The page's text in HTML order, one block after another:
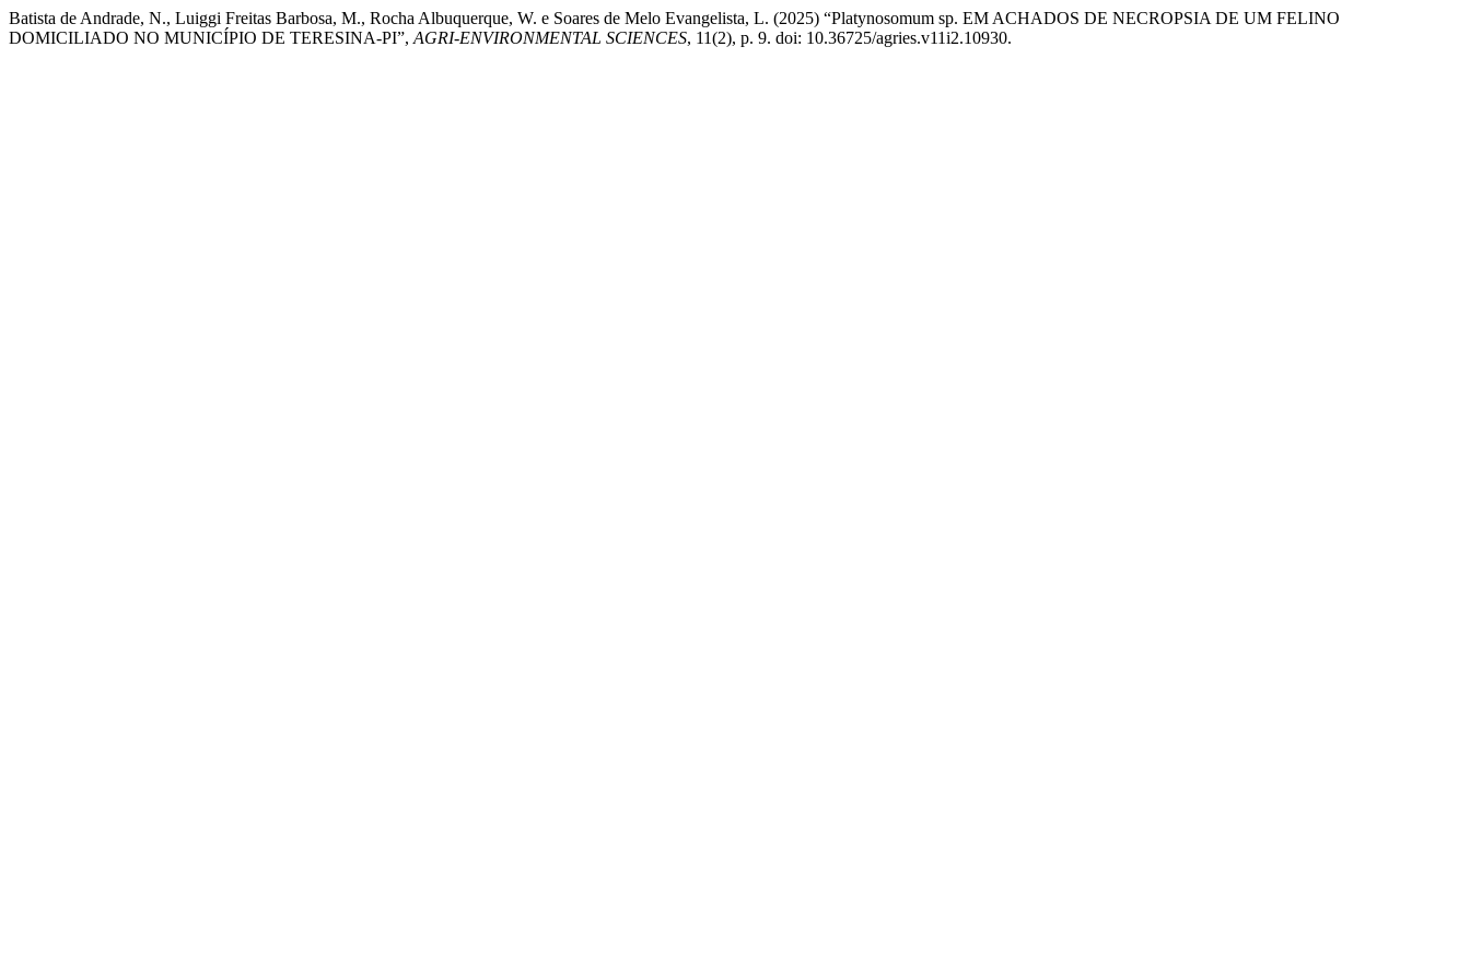
Batista de Andrade, N., Luiggi Freitas Barbosa, M., Rocha Albuquerque, W. e Soares de Melo Evangelista, L. (2025) “Platynosomum sp. EM ACHADOS DE NECROPSIA DE UM FELINO
DOMICILIADO NO MUNICÍPIO DE TERESINA-PI”, AGRI-ENVIRONMENTAL SCIENCES, 11(2), p. 9. doi: 10.36725/agries.v11i2.10930.